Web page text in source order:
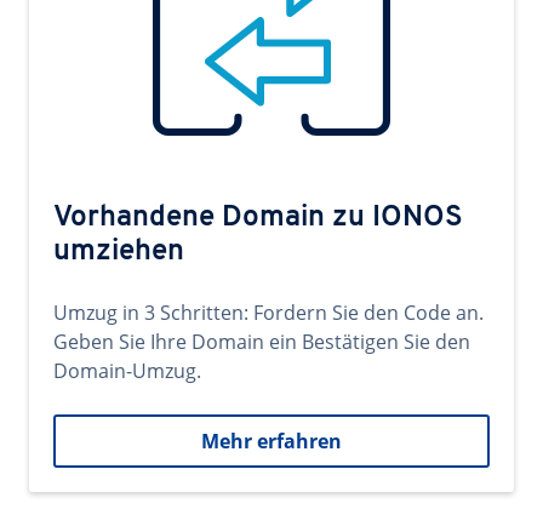
Vorhandene Domain zu IONOS
umziehen
Umzug in 3 Schritten: Fordern Sie den Code an.
Geben Sie Ihre Domain ein Bestätigen Sie den
Domain-Umzug.
Mehr erfahren